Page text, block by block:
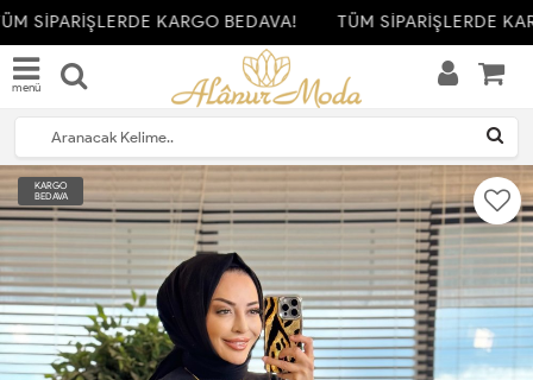
SİPARİŞLERDE KARGO BEDAVA! TÜM SİPARİŞLERDE
menü
KARGO
BEDAVA